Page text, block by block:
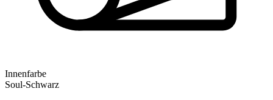
Innenfarbe
Soul-Schwarz